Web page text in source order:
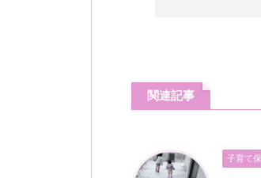
関連記事
子育て